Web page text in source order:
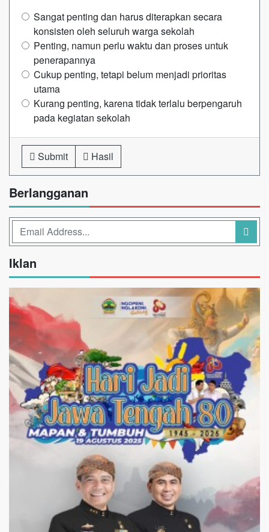
Sangat penting dan harus diterapkan secara
konsisten oleh seluruh warga sekolah
Penting, namun perlu waktu dan proses untuk
penerapannya
Cukup penting, tetapi belum menjadi prioritas
utama
Kurang penting, karena tidak terlalu berpengaruh
pada kegiatan sekolah
Submit Hasil
Berlangganan
Iklan